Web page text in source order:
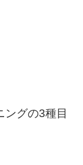
ングの3種目